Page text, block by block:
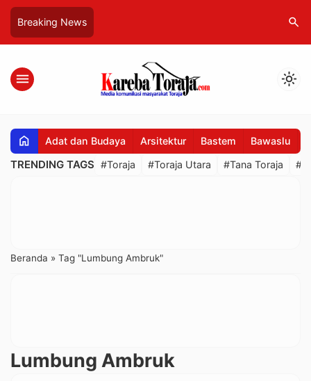
Breaking News search
menu light_mode
home Adat dan Budaya Arsitektur Bastem Bawaslu
TRENDING TAGS #Toraja #Toraja Utara #Tana Toraja
Beranda » Tag "Lumbung Ambruk"
Lumbung Ambruk